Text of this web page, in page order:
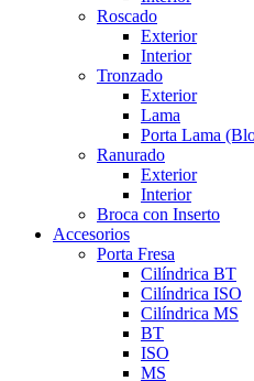
Roscado
Exterior
Interior
Tronzado
Exterior
Lama
Porta Lama
Ranurado
Exterior
Interior
Broca con Inserto
Accesorios
Porta Fresa
Cilíndrica BT
Cilíndrica ISO
Cilíndrica MS
BT
ISO
MS